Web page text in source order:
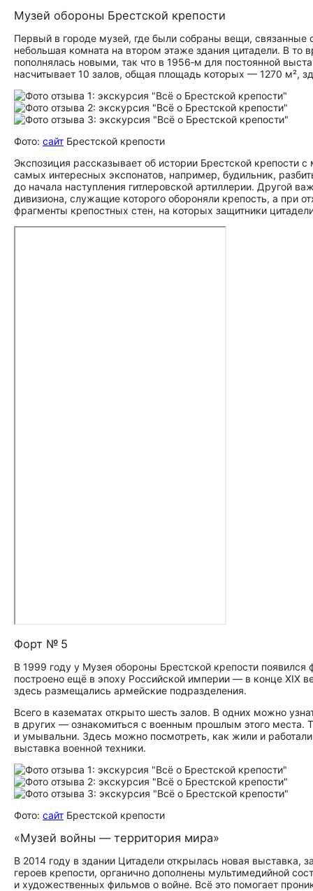
Музей обороны Брестской крепости
Первый в городе музей, где были собраны вещи,
небольшая комната на втором этаже здания цитадели. В то
пополнялась новыми, так что в 1956‑м для постоянной
насчитывает 10 залов, общая площадь которых — 1270 м²,
Фото: сайт Брестской крепости
Экспозиция рассказывает об истории Брестской крепости
самых интересных экспонатов, например, будильник,
до начала наступления гитлеровской артиллерии. Другой
дивизиона, служащие которого обороняли крепость, а при
фрагменты крепостных стен, на которых защитники
Форт № 5
В 1999 году у Музея обороны Брестской крепости
построено ещё в эпоху Российской империи — в конце XIX
здесь размещались армейские подразделения.
Всего в казематах открыто шесть залов. В одних можно
в других — ознакомиться с военным прошлым этого места.
и умывальни. Здесь можно посмотреть, как жили и
выставка военной техники.
Фото: сайт Брестской крепости
«Музей войны — территория мира»
В 2014 году в здании Цитадели открылась новая
героев крепости, органично дополнены мультимедийной
и художественных фильмов о войне. Всё это помогает